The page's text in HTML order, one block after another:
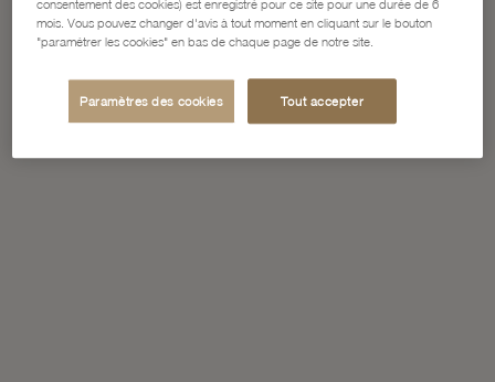
consentement des cookies) est enregistré pour ce site pour une durée de 6
mois. Vous pouvez changer d'avis à tout moment en cliquant sur le bouton
"paramétrer les cookies" en bas de chaque page de notre site.
Paramètres des cookies Tout accepter